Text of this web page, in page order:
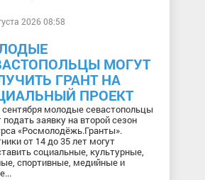
2026 08:58
МОГУТ
ГРАНТ НА
ПРОЕКТ
молодые севастопольцы
подать заявку на второй сезон
«Росмолодёжь.Гранты».
от 14 до 35 лет могут
социальные, культурные,
спортивные, медийные и